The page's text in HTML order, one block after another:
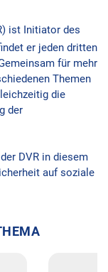
ist Initiator des
er jeden dritten
für mehr
Themen
die
der
DVR in diesem
auf soziale